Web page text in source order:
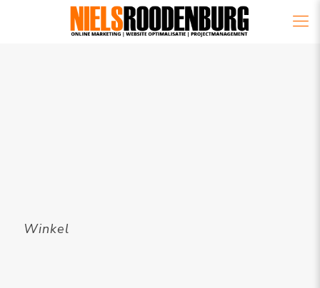
Winkel